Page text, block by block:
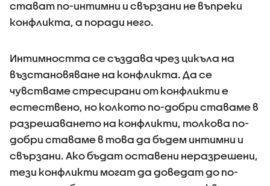
стават по-интимни и свързани не въпреки
конфликта, а поради него.
Интимността се създава чрез цикъла на
възстановяване на конфликта. Да се
чувстваме стресирани от конфликти е
естествено, но колкото по-добри ставаме в
разрешаването на конфликти, толкова по-
добри ставаме в това да бъдем интимни и
свързани. Ако бъдат оставени неразрешени,
тези конфликти могат да доведат до по-